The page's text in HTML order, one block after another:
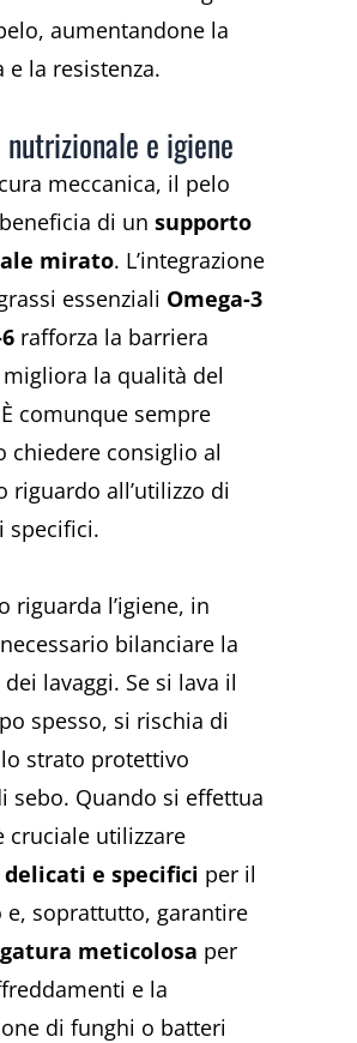
aumentandone la
e la resistenza.
e igiene
meccanica, il pelo
di unsupporto
mirato. L’integrazione
essenziali Omega-3
rafforza la barriera
la qualità del
comunque sempre
chiedere consiglio al
riguardo all’utilizzo di
specifici.
riguarda l’igiene, in
bilanciare la
lavaggi. Se si lava il
spesso, si rischia di
strato protettivo
sebo. Quando si effettua
cruciale utilizzare
e specifici per il
e, soprattutto, garantire
meticolosa per
e la
di funghi o batteri